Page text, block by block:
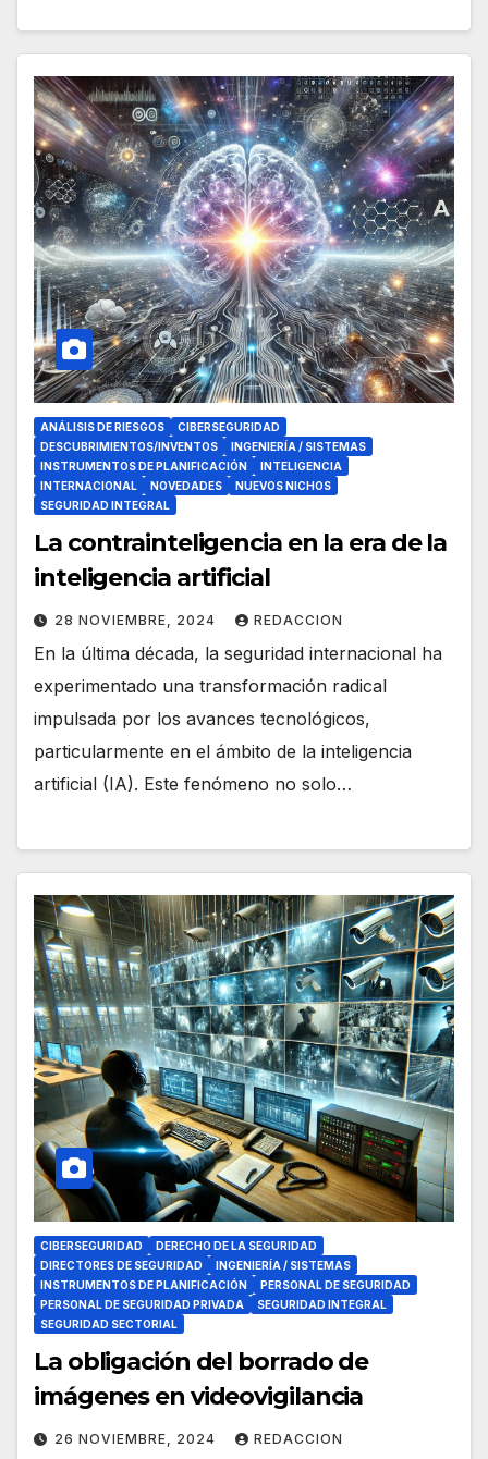
ANÁLISIS DE RIESGOS
CIBERSEGURIDAD
DESCUBRIMIENTOS/INVENTOS
INGENIERÍA / SISTEMAS
INSTRUMENTOS DE PLANIFICACIÓN
INTELIGENCIA
INTERNACIONAL
NOVEDADES
NUEVOS NICHOS
SEGURIDAD INTEGRAL
La contrainteligencia en la era de la
inteligencia artificial
28 NOVIEMBRE, 2024 REDACCION
En la última década, la seguridad internacional ha
experimentado una transformación radical
impulsada por los avances tecnológicos,
particularmente en el ámbito de la inteligencia
artificial (IA). Este fenómeno no solo…
CIBERSEGURIDAD
DERECHO DE LA SEGURIDAD
DIRECTORES DE SEGURIDAD
INGENIERÍA / SISTEMAS
INSTRUMENTOS DE PLANIFICACIÓN
PERSONAL DE SEGURIDAD
PERSONAL DE SEGURIDAD PRIVADA
SEGURIDAD INTEGRAL
SEGURIDAD SECTORIAL
La obligación del borrado de
imágenes en videovigilancia
26 NOVIEMBRE, 2024 REDACCION